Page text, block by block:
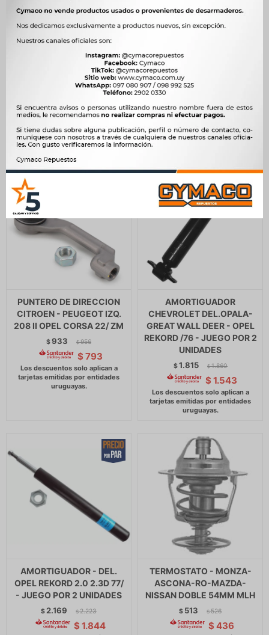
RULEMAN DAEWOO
EMBRAGUE CIELO ESPERO
RACER NUBIRA OPEL
ASCONA -
$ 1.195
CITROEN - PEUGEOT DER.
208 II OPEL CORSA 22/ ZM
$ 933
PUNTERO DE DIRECCION
CITROEN - PEUGEOT IZQ.
208 II OPEL CORSA 22/ ZM
$933 $ 956
$ 793
AMORTIGUADOR
CHEVROLET DEL.OPALA-
GREAT WALL DEER - OPEL
REKORD /76 - JUEGO POR 2
UNIDADES
$1.815 $ 1.860
$ 1.543
AMORTIGUADOR - DEL.
OPEL REKORD 2.0 2.3D 77/
- JUEGO POR 2 UNIDADES
$ 2.169 $ 2.223
$ 1.844
TERMOSTATO - MONZA-
ASCONA-RO-MAZDA-
NISSAN DOBLE 54MM MLH
$ 513 $ 526
$ 436